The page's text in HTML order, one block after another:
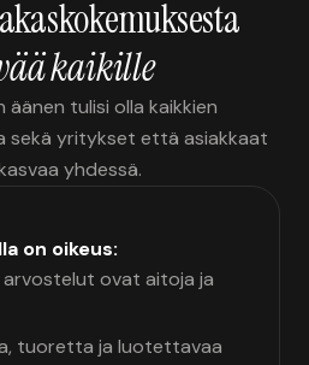
kaikille
äänen tulisi olla kaikkien
sekä yritykset että asiakkaat
yhdessä.
on oikeus:
ovat aitoja ja
tuoretta ja luotettavaa